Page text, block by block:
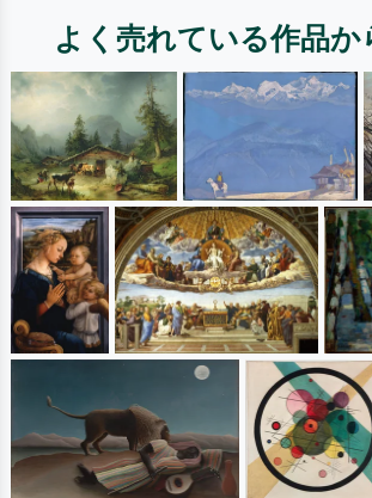
よく売れている作品か